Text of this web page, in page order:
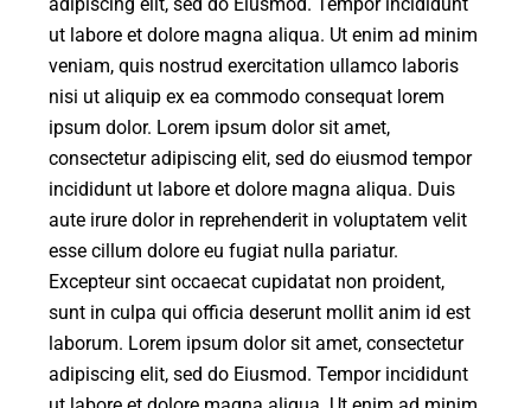
ut labore et dolore magna aliqua. Ut enim ad minim
veniam, quis nostrud exercitation ullamco laboris
nisi ut aliquip ex ea commodo consequat lorem
ipsum dolor. Lorem ipsum dolor sit amet,
consectetur adipiscing elit, sed do eiusmod tempor
incididunt ut labore et dolore magna aliqua. Duis
aute irure dolor in reprehenderit in voluptatem velit
esse cillum dolore eu fugiat nulla pariatur.
Excepteur sint occaecat cupidatat non proident,
sunt in culpa qui officia deserunt mollit anim id est
laborum. Lorem ipsum dolor sit amet, consectetur
adipiscing elit, sed do Eiusmod. Tempor incididunt